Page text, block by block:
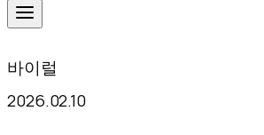
텐
츠
바이럴
2026.02.10